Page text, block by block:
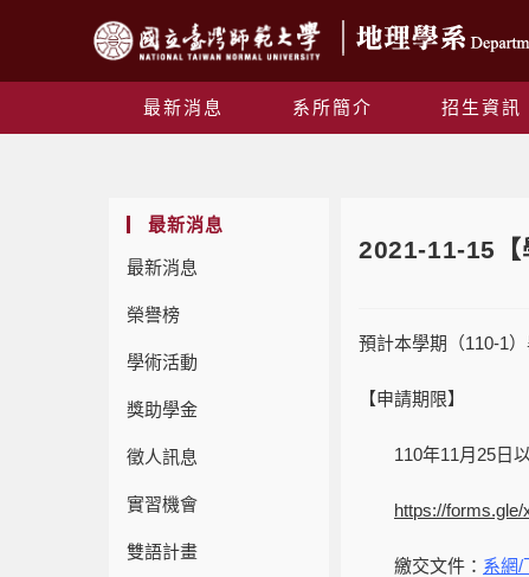
最新消息 系所簡介 招生資訊
最新消息
最新消息
榮譽榜
學術活動
獎助學金
徵人訊息
實習機會
雙語計畫
2021-11-15【
預計本學期（110-1
【申請期限】
110年11月25日
https://
繳交文件： 系網/